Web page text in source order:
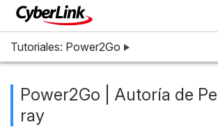
Tutoriales: Power2Go
Power2Go | Autoría de
ray